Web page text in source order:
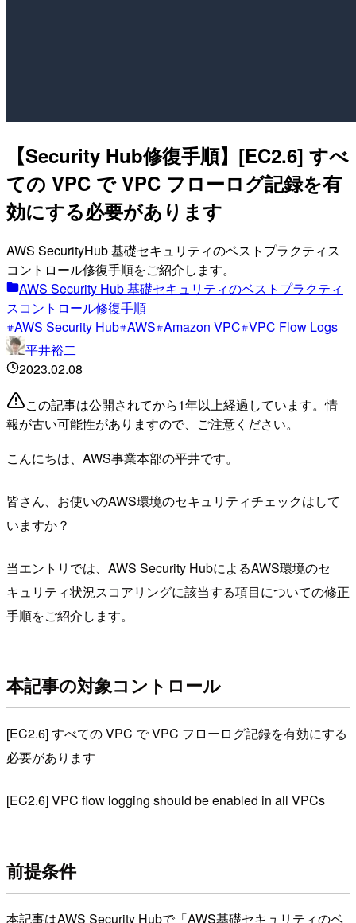
【Security Hub修復手順】[EC2.6] すべ
ての VPC で VPC フローログ記録を有
効にする必要があります
AWS SecurityHub 基礎セキュリティのベストプラクティス
コントロール修復手順をご紹介します。
AWS Security Hub 基礎セキュリティのベストプラクティ
スコントロール修復手順
AWS Security Hub AWS Amazon VPC VPC Flow Logs
平井裕二
2023.02.08
この記事は公開されてから1年以上経過しています。情
報が古い可能性がありますので、ご注意ください。
こんにちは、AWS事業本部の平井です。
皆さん、お使いのAWS環境のセキュリティチェックはして
いますか？
当エントリでは、AWS Security HubによるAWS環境のセ
キュリティ状況スコアリングに該当する項目についての修正
手順をご紹介します。
本記事の対象コントロール
[EC2.6] すべての VPC で VPC フローログ記録を有効にする
必要があります
[EC2.6] VPC flow logging should be enabled in all VPCs
前提条件
本記事はAWS Security Hubで「AWS基礎セキュリティのベ